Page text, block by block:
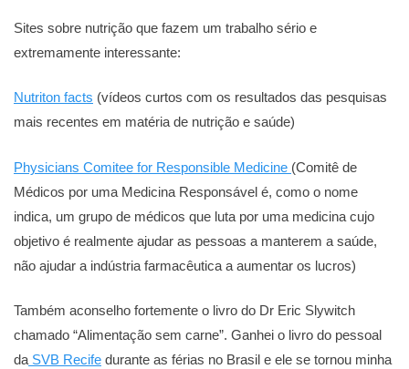
Sites sobre nutrição que fazem um trabalho sério e
extremamente interessante:
Nutriton facts (vídeos curtos com os resultados das pesquisas
mais recentes em matéria de nutrição e saúde)
Physicians Comitee for Responsible Medicine (Comitê de
Médicos por uma Medicina Responsável é, como o nome
indica, um grupo de médicos que luta por uma medicina cujo
objetivo é realmente ajudar as pessoas a manterem a saúde,
não ajudar a indústria farmacêutica a aumentar os lucros)
Também aconselho fortemente o livro do Dr Eric Slywitch
chamado “Alimentação sem carne”. Ganhei o livro do pessoal
daSVB Recife durante as férias no Brasil e ele se tornou minha